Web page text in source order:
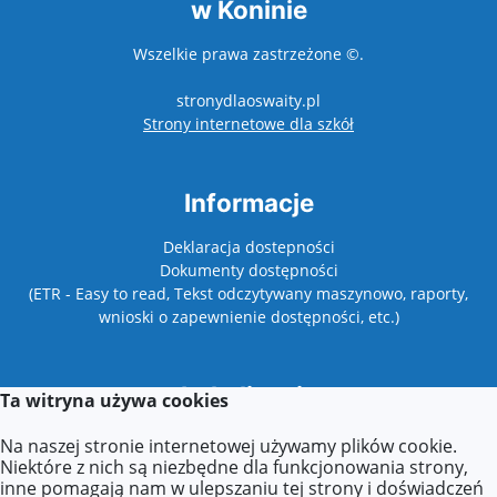
w Koninie
Wszelkie prawa zastrzeżone ©.
stronydlaoswaity.pl
Strony internetowe dla szkółotwiera się w
Informacje
Deklaracja dostepności
Dokumenty dostępności
(ETR - Easy to read, Tekst odczytywany maszynowo, raporty,
wnioski o zapewnienie dostępności, etc.)
Lokalizacja
Wyszyńskiego 42,
62-500 Konin
Ta witryna używa cookies
Na naszej stronie internetowej używamy plików cookie.
Niektóre z nich są niezbędne dla funkcjonowania strony,
inne pomagają nam w ulepszaniu tej strony i doświadczeń